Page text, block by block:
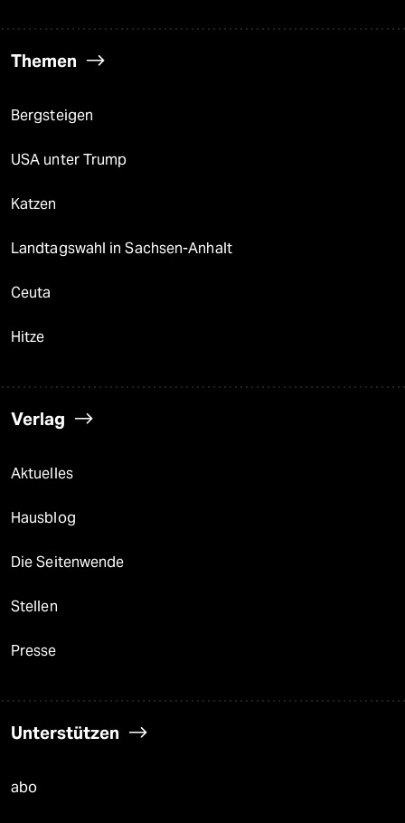
Themen
Bergsteigen
USA unter Trump
Katzen
Landtagswahl in Sachsen-Anhalt
Ceuta
Hitze
Verlag
Aktuelles
Hausblog
Die Seitenwende
Stellen
Presse
Unterstützen
abo